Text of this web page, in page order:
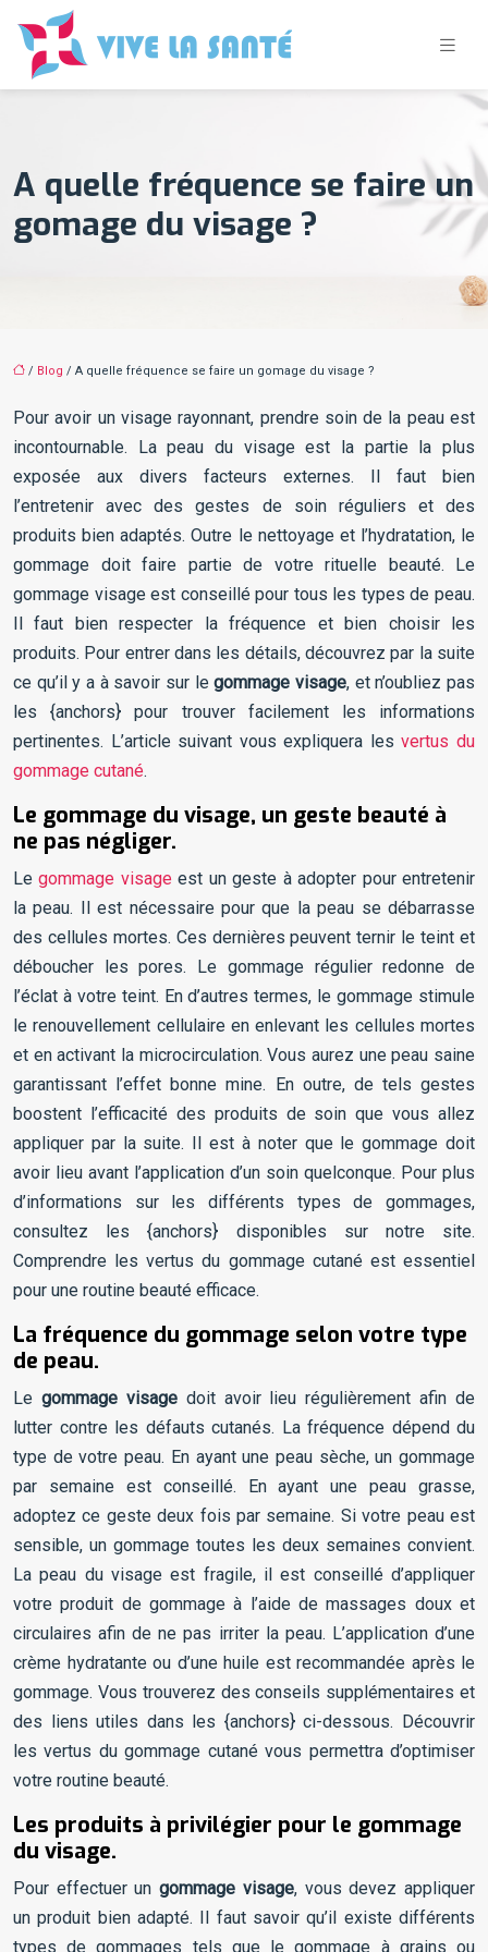
A quelle fréquence se faire un
gomage du visage ?
/ Blog / A quelle fréquence se faire un gomage du visage ?
Pour avoir un visage rayonnant, prendre soin de la peau est
incontournable. La peau du visage est la partie la plus
exposée aux divers facteurs externes. Il faut bien
l’entretenir avec des gestes de soin réguliers et des
produits bien adaptés. Outre le nettoyage et l’hydratation, le
gommage doit faire partie de votre rituelle beauté. Le
gommage visage est conseillé pour tous les types de peau.
Il faut bien respecter la fréquence et bien choisir les
produits. Pour entrer dans les détails, découvrez par la suite
ce qu’il y a à savoir sur legommage visage, et n’oubliez pas
les {anchors} pour trouver facilement les informations
pertinentes. L’article suivant vous expliquera lesvertus du
gommage cutané.
Le gommage du visage, un geste beauté à
ne pas négliger.
Legommage visageest un geste à adopter pour entretenir
la peau. Il est nécessaire pour que la peau se débarrasse
des cellules mortes. Ces dernières peuvent ternir le teint et
déboucher les pores. Le gommage régulier redonne de
l’éclat à votre teint. En d’autres termes, le gommage stimule
le renouvellement cellulaire en enlevant les cellules mortes
et en activant la microcirculation. Vous aurez une peau saine
garantissant l’effet bonne mine. En outre, de tels gestes
boostent l’efficacité des produits de soin que vous allez
appliquer par la suite. Il est à noter que le gommage doit
avoir lieu avant l’application d’un soin quelconque. Pour plus
d’informations sur les différents types de gommages,
consultez les {anchors} disponibles sur notre site.
Comprendre les vertus du gommage cutané est essentiel
pour une routine beauté efficace.
La fréquence du gommage selon votre type
de peau.
Le gommage visagedoit avoir lieu régulièrement afin de
lutter contre les défauts cutanés. La fréquence dépend du
type de votre peau. En ayant une peau sèche, un gommage
par semaine est conseillé. En ayant une peau grasse,
adoptez ce geste deux fois par semaine. Si votre peau est
sensible, un gommage toutes les deux semaines convient.
La peau du visage est fragile, il est conseillé d’appliquer
votre produit de gommage à l’aide de massages doux et
circulaires afin de ne pas irriter la peau. L’application d’une
crème hydratante ou d’une huile est recommandée après le
gommage. Vous trouverez des conseils supplémentaires et
des liens utiles dans les {anchors} ci-dessous. Découvrir
les vertus du gommage cutané vous permettra d’optimiser
votre routine beauté.
Les produits à privilégier pour le gommage
du visage.
Pour effectuer ungommage visage, vous devez appliquer
un produit bien adapté. Il faut savoir qu’il existe différents
types de gommages tels que le gommage à grains ou